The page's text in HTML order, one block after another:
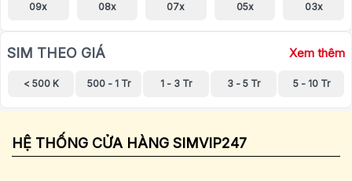
09x 08x 07x 05x 03x
SIM THEO GIÁ Xem thêm
< 500 K 500 - 1 Tr 1 - 3 Tr 3 - 5 Tr 5 - 10 Tr
HỆ THỐNG CỬA HÀNG SIMVIP247